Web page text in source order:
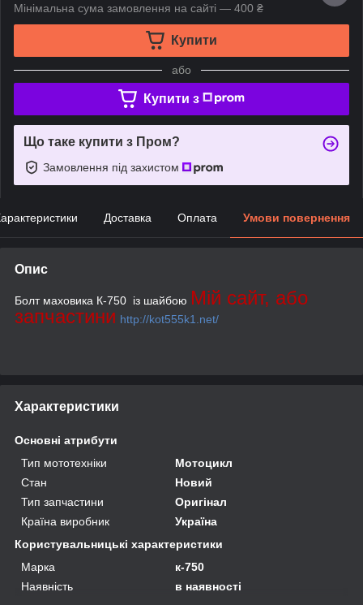
Мінімальна сума замовлення на сайті — 400 ₴
Купити
або
Купити з
Що таке купити з Пром?
Замовлення під захистом
Доставка Оплата Умови повернення
Опис
Болт маховика К-750 із шайбою Мій сайт, або
запчастини http://kot555k1.net/
Характеристики
Основні атрибути
Тип мототехніки
Мотоцикл
Стан
Новий
Тип запчастини
Оригінал
Країна виробник
Україна
Користувальницькі характеристики
Марка
к-750
Наявність
в наявності